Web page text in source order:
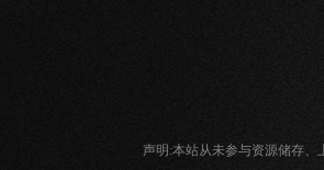
声明:本站从未参与资源储存、